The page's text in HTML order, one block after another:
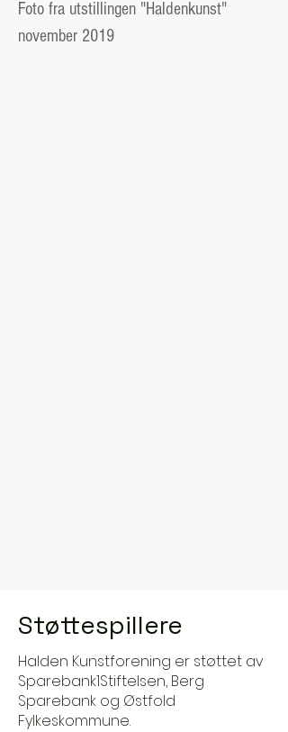
Foto fra utstillingen "Haldenkunst"
november 2019
Støttespillere
Halden Kunstforening er støttet av
Sparebank1Stiftelsen, Berg
Sparebank og Østfold
Fylkeskommune.